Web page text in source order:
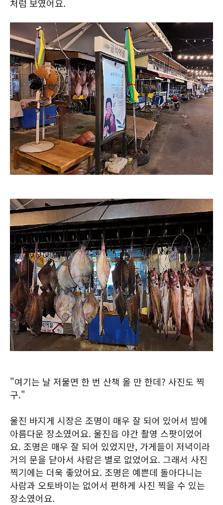
처럼 보였어요.
"여기는 날 저물면 한 번 산책 올 만 한데? 사진도 찍
구."
울진 바지게 시장은 조명이 매우 잘 되어 있어서 밤에
아름다운 장소였어요. 울진읍 야간 촬영 스팟이었어
요. 조명은 매우 잘 되어 있었지만, 가게들이 저녁이라
거의 문을 닫아서 사람은 별로 없었어요. 그래서 사진
찍기에는 더욱 좋았어요. 조명은 예쁜데 돌아다니는
사람과 오토바이는 없어서 편하게 사진 찍을 수 있는
장소였어요.